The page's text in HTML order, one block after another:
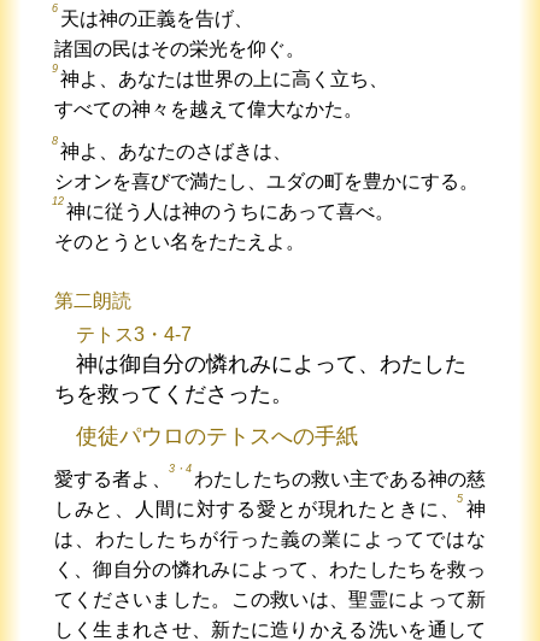
6
天は神の正義を告げ、
諸国の民はその栄光を仰ぐ。
9
神よ、あなたは世界の上に高く立ち、
すべての神々を越えて偉大なかた。
8
神よ、あなたのさばきは、
シオンを喜びで満たし、ユダの町を豊かにする。
12
神に従う人は神のうちにあって喜べ。
そのとうとい名をたたえよ。
第二朗読
テトス3・4-7
神は御自分の憐れみによって、わたした
ちを救ってくださった。
使徒パウロのテトスへの手紙
愛する者よ、
3・4
わたしたちの救い主である神の慈
しみと、人間に対する愛とが現れたときに、
5
神
は、わたしたちが行った義の業によってではな
く、御自分の憐れみによって、わたしたちを救っ
てくださいました。この救いは、聖霊によって新
しく生まれさせ、新たに造りかえる洗いを通して